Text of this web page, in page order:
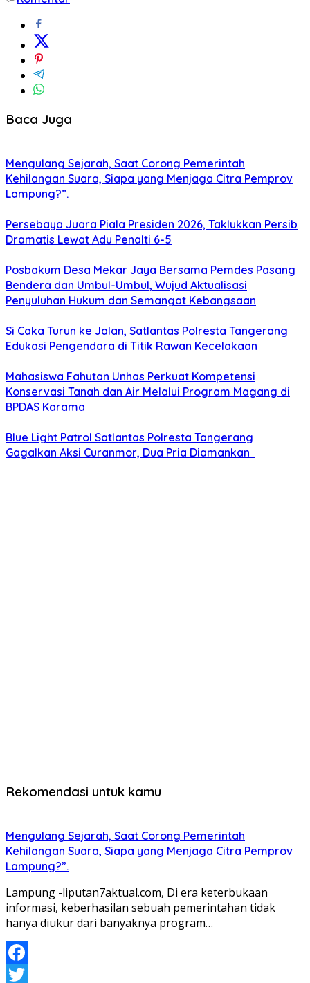
Baca Juga
Mengulang Sejarah, Saat Corong Pemerintah
Kehilangan Suara, Siapa yang Menjaga Citra Pemprov
Lampung?”.
Persebaya Juara Piala Presiden 2026, Taklukkan Persib
Dramatis Lewat Adu Penalti 6-5
Posbakum Desa Mekar Jaya Bersama Pemdes Pasang
Bendera dan Umbul-Umbul, Wujud Aktualisasi
Penyuluhan Hukum dan Semangat Kebangsaan
Si Caka Turun ke Jalan, Satlantas Polresta Tangerang
Edukasi Pengendara di Titik Rawan Kecelakaan
Mahasiswa Fahutan Unhas Perkuat Kompetensi
Konservasi Tanah dan Air Melalui Program Magang di
BPDAS Karama
Blue Light Patrol Satlantas Polresta Tangerang
Gagalkan Aksi Curanmor, Dua Pria Diamankan
Rekomendasi untuk kamu
Mengulang Sejarah, Saat Corong Pemerintah
Kehilangan Suara, Siapa yang Menjaga Citra Pemprov
Lampung?”.
Lampung -liputan7aktual.com, Di era keterbukaan
informasi, keberhasilan sebuah pemerintahan tidak
hanya diukur dari banyaknya program…
Facebook